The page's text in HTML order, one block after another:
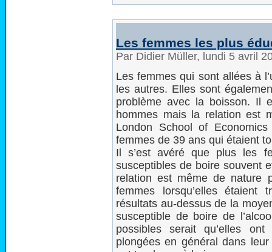
Les femmes les plus
Par Didier Müller, lundi 5 avril
Les femmes qui sont allées à
les autres. Elles sont
problème avec la boisson. Il
hommes mais la relation est
London School of
femmes de 39 ans qui étaient
Il s’est avéré que plus les
susceptibles de boire souvent
relation est même de nature
femmes lorsqu’elles
résultats au-dessus de la
susceptible de boire de
possibles serait qu’elles
plongées en général dans